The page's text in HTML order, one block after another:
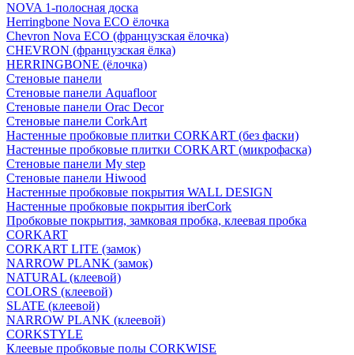
NOVA 1-полосная доска
Herringbone Nova ECO ёлочка
Chevron Nova ECO (французская ёлочка)
CHEVRON (французская ёлка)
HERRINGBONE (ёлочка)
Стеновые панели
Стеновые панели Aquafloor
Стеновые панели Orac Decor
Стеновые панели CorkArt
Настенные пробковые плитки CORKART (без фаски)
Настенные пробковые плитки CORKART (микрофаска)
Стеновые панели My step
Стеновые панели Hiwood
Настенные пробковые покрытия WALL DESIGN
Настенные пробковые покрытия iberCork
Пробковые покрытия, замковая пробка, клеевая пробка
CORKART
CORKART LITE (замок)
NARROW PLANK (замок)
NATURAL (клеевой)
COLORS (клеевой)
SLATE (клеевой)
NARROW PLANK (клеевой)
CORKSTYLE
Клеевые пробковые полы CORKWISE